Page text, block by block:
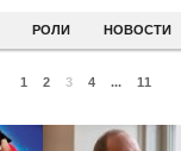
РОЛИ НОВОСТИ
1 2 3 4 ... 11